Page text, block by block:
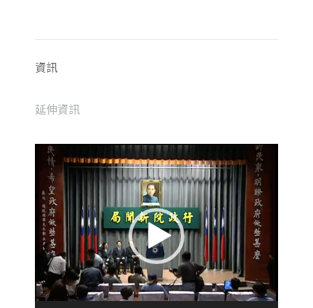
資訊
延伸資訊
放
器